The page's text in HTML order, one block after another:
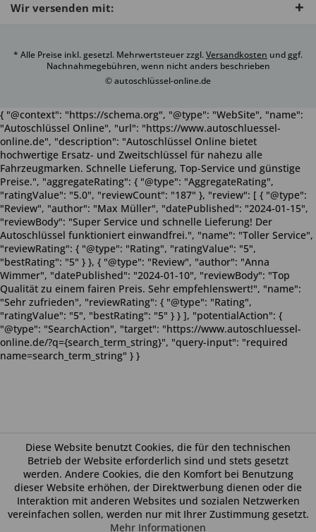
Wir versenden mit:
* Alle Preise inkl. gesetzl. Mehrwertsteuer zzgl.Versandkosten und ggf.
Nachnahmegebühren, wenn nicht anders beschrieben
© autoschlüssel-online.de
Diese Website benutzt Cookies, die für den technischen
Betrieb der Website erforderlich sind und stets gesetzt
werden. Andere Cookies, die den Komfort bei Benutzung
dieser Website erhöhen, der Direktwerbung dienen oder die
Interaktion mit anderen Websites und sozialen Netzwerken
vereinfachen sollen, werden nur mit Ihrer Zustimmung gesetzt.
Mehr Informationen
{ "@context": "https://schema.org", "@type": "WebSite", "name":
"Autoschlüssel Online", "url": "https://www.autoschluessel-
online.de", "description": "Autoschlüssel Online bietet
hochwertige Ersatz- und Zweitschlüssel für nahezu alle
Fahrzeugmarken. Schnelle Lieferung, Top-Service und günstige
Preise.", "aggregateRating": { "@type": "AggregateRating",
"ratingValue": "5.0", "reviewCount": "187" }, "review": [ { "@type":
"Review", "author": "Max Müller", "datePublished": "2024-01-15",
"reviewBody": "Super Service und schnelle Lieferung! Der
Autoschlüssel funktioniert einwandfrei.", "name": "Toller Service",
"reviewRating": { "@type": "Rating", "ratingValue": "5",
"bestRating": "5" } }, { "@type": "Review", "author": "Anna
Wimmer", "datePublished": "2024-01-10", "reviewBody": "Top
Qualität zu einem fairen Preis. Sehr empfehlenswert!", "name":
"Sehr zufrieden", "reviewRating": { "@type": "Rating",
"ratingValue": "5", "bestRating": "5" } } ], "potentialAction": {
"@type": "SearchAction", "target": "https://www.autoschluessel-
online.de/?q={search_term_string}", "query-input": "required
name=search_term_string" } }